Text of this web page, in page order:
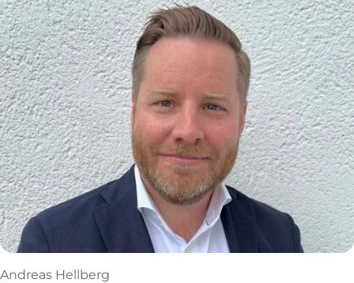
Andreas Hellberg